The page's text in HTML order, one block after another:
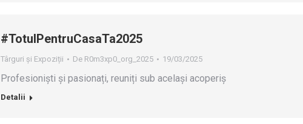
#TotulPentruCasaTa2025
Târguri și Expoziții De R0m3xp0_org_2025 19/03/2025
Profesioniști și pasionați, reuniți sub același acoperiș
Detalii